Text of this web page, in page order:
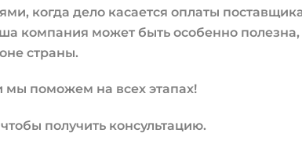
когда дело касается оплаты
компания может быть особенно
страны.
мы поможем на всех этапах!
получить консультацию.